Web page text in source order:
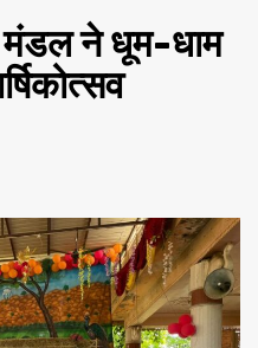
ने धूम-धाम